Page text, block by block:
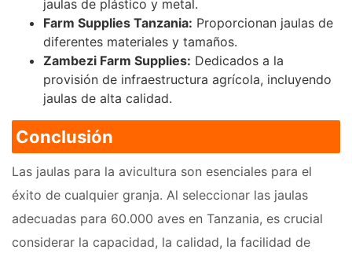
jaulas de plástico y metal.
Farm Supplies Tanzania: Proporcionan jaulas de
diferentes materiales y tamaños.
Zambezi Farm Supplies: Dedicados a la
provisión de infraestructura agrícola, incluyendo
jaulas de alta calidad.
Conclusión
Las jaulas para la avicultura son esenciales para el
éxito de cualquier granja. Al seleccionar las jaulas
adecuadas para 60.000 aves en Tanzania, es crucial
considerar la capacidad, la calidad, la facilidad de